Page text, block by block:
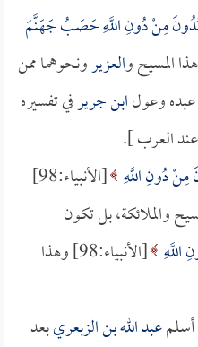
مِنْ دُونِ اللَّهِ حَصَبُ جَهَنَّمَ
العزيرونحوهما ممن
وعولابن جريرفي تفسيره
العرب ].
مِنْ دُونِ اللَّهِ
[الأنبياء:98]
والملائكة، بل تكون
اللَّهِ
[الأنبياء:98] وهذا
أسلمعبد الله بن الزبعريبعد